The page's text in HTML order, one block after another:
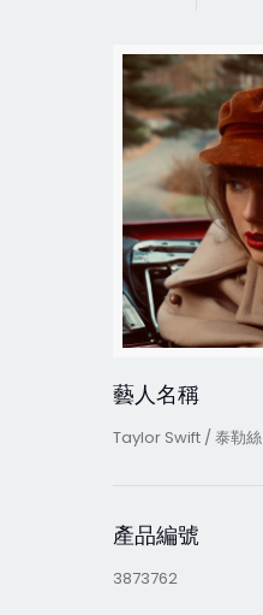
藝人名稱
Taylor Swift / 泰勒絲
產品編號
3873762